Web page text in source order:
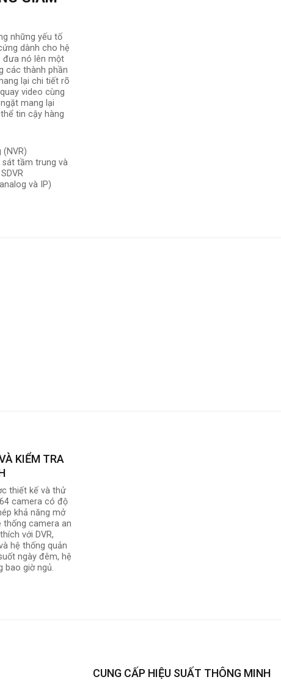
những yếu tố
dành cho hệ
đưa nó lên một
các thành phần
lại chi tiết rõ
video cùng
mang lại
tin cậy hàng
(NVR)
sát tầm trung và
và IP)
KIỂM TRA
thiết kế và thử
camera có độ
khả năng mở
thống camera an
với DVR,
hệ thống quản
ngày đêm, hệ
bao giờ ngủ.
CUNG CẤP HIỆU SUẤT THÔNG MINH